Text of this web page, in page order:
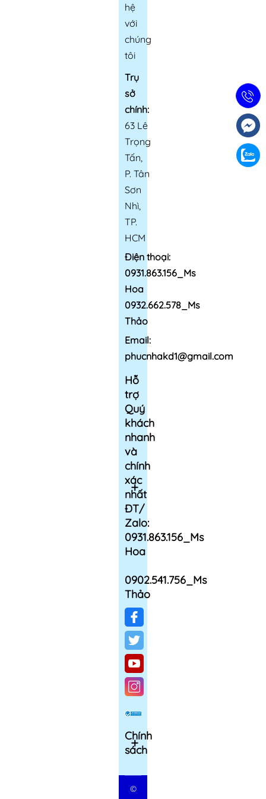
hệ
với
chúng
tôi
Trụ
sở
chính:
63 Lê
Trọng
Tấn,
P. Tân
Sơn
Nhì,
TP.
HCM
Điện thoại:
0931.863.156_Ms
Hoa
0932.662.578_Ms
Thảo
Email:
phucnhakd1@gmail.com
Hỗ
trợ
Quý
khách
nhanh
và
chính
xác
nhất
ĐT/
Zalo:
0931.863.156_Ms
Hoa
0902.541.756_Ms
Thảo
Chính
sách
©